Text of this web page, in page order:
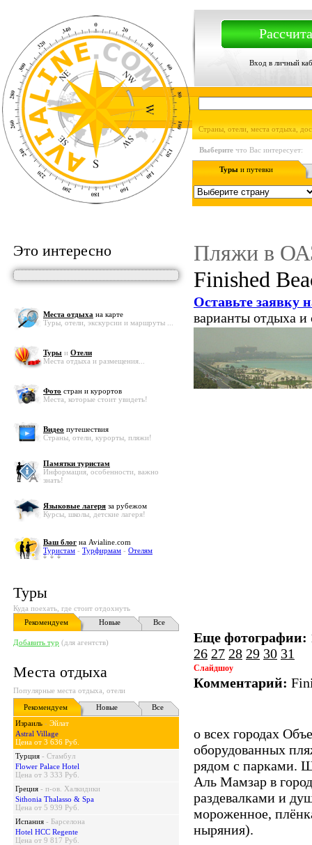
Вход в личный
Страны, отели, места отдыха,
Выберите что Вас интересует:
Туры и путевки
Это интересно
Места отдыха на карте
Туры, отели, экскурсии и маршруты ...
Туры и Отели
Места отдыха и размещения...
Фото стран и курортов
Места, которые стоит увидеть!
Видео путешествия
Страны, отели, курорты, пляжи!
Памятки туристам
Информация, особенности, важно
знать!
Языковые лагеря за рубежом
Курсы, школы, детские лагеря!
Ваш блог на Avialine.com
Туристам - Турфирмам - Отелям
Туры
Куда поехать, где стоит отдохнуть
Рекомендуем
Новые Все
Добавить тур (для агентств)
Места отдыха
Популярные места отдыха, отели
Рекомендуем
Новые
Все
Израиль - Эйлат
Astral Village
Цена от 3 636 Руб.
Турция - Стамбул
Flower Palace Hotel
Цена от 3 333 Руб.
Греция - п-ов. Халкидики
Sithonia Thalasso & Spa
Цена от 5 939 Руб.
Испания - Барселона
Hotel HCC Regente
Цена от 9 817 Руб.
Пляжи в
Finished
Оставьте заявку
варианты отдыха
Еще фотографии:
26 27 28 29 30 31
Слайдшоу
Комментарий:
о всех городах
оборудованных
рядом с парками.
Аль Мамзар в
раздевалками и
мороженное,
ныряния).